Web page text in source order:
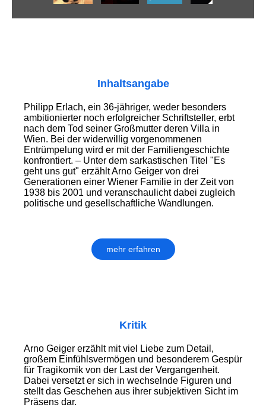
Inhaltsangabe
Philipp Erlach, ein 36-jähriger, weder besonders
ambitionierter noch erfolgreicher Schriftsteller, erbt
nach dem Tod seiner Großmutter deren Villa in
Wien. Bei der widerwillig vorgenommenen
Entrümpelung wird er mit der Familiengeschichte
konfrontiert. – Unter dem sarkastischen Titel "Es
geht uns gut" erzählt Arno Geiger von drei
Generationen einer Wiener Familie in der Zeit von
1938 bis 2001 und veranschaulicht dabei zugleich
politische und gesellschaftliche Wandlungen.
mehr erfahren
Kritik
Arno Geiger erzählt mit viel Liebe zum Detail,
großem Einfühlsvermögen und besonderem Gespür
für Tragikomik von der Last der Vergangenheit.
Dabei versetzt er sich in wechselnde Figuren und
stellt das Geschehen aus ihrer subjektiven Sicht im
Präsens dar.